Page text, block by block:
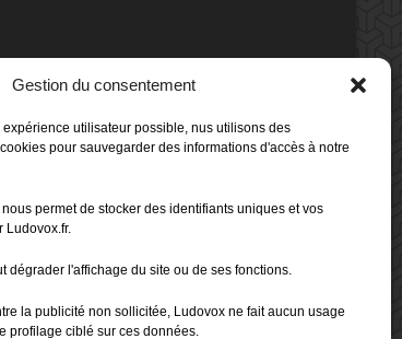
Gestion du consentement
utilisateur possible, nus utilisons des
pour sauvegarder des informations d'accès à notre
permet de stocker des identifiants uniques et vos
Ludovox.fr.
dégrader l'affichage du site ou de ses fonctions.
la publicité non sollicitée, Ludovox ne fait aucun usage
profilage ciblé sur ces données.